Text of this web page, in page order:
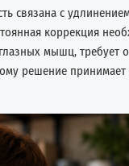
связана с
коррекция
мышц, требует
решение принимает